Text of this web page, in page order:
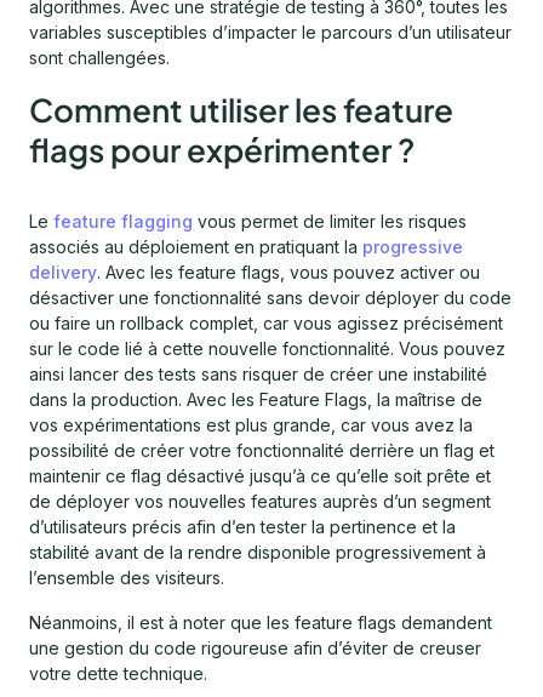
algorithmes. Avec une stratégie de testing à 360°, toutes les
variables susceptibles d’impacter le parcours d’un utilisateur
sont challengées.
Comment utiliser les feature
flags pour expérimenter ?
Le feature flagging vous permet de limiter les risques
associés au déploiement en pratiquant la progressive
delivery. Avec les feature flags, vous pouvez activer ou
désactiver une fonctionnalité sans devoir déployer du code
ou faire un rollback complet, car vous agissez précisément
sur le code lié à cette nouvelle fonctionnalité. Vous pouvez
ainsi lancer des tests sans risquer de créer une instabilité
dans la production. Avec les Feature Flags, la maîtrise de
vos expérimentations est plus grande, car vous avez la
possibilité de créer votre fonctionnalité derrière un flag et
maintenir ce flag désactivé jusqu’à ce qu’elle soit prête et
de déployer vos nouvelles features auprès d’un segment
d’utilisateurs précis afin d’en tester la pertinence et la
stabilité avant de la rendre disponible progressivement à
l’ensemble des visiteurs.
Néanmoins, il est à noter que les feature flags demandent
une gestion du code rigoureuse afin d’éviter de creuser
votre dette technique.